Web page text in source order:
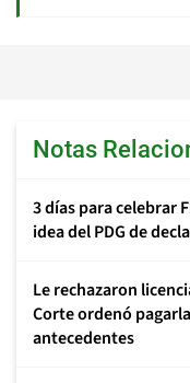
Notas
3 días para celebrar
idea del PDG de
Le rechazaron
Corte ordenó
antecedentes